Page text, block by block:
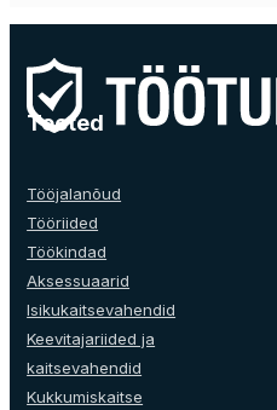
has
multiple
variants.
The
options
be
chosen
on
the
product
page
Tooted
Tööjalanõud
Tööriided
Töökindad
Aksessuaarid
Isikukaitsevahendid
Keevitajariided ja
kaitsevahendid
Kukkumiskaitse